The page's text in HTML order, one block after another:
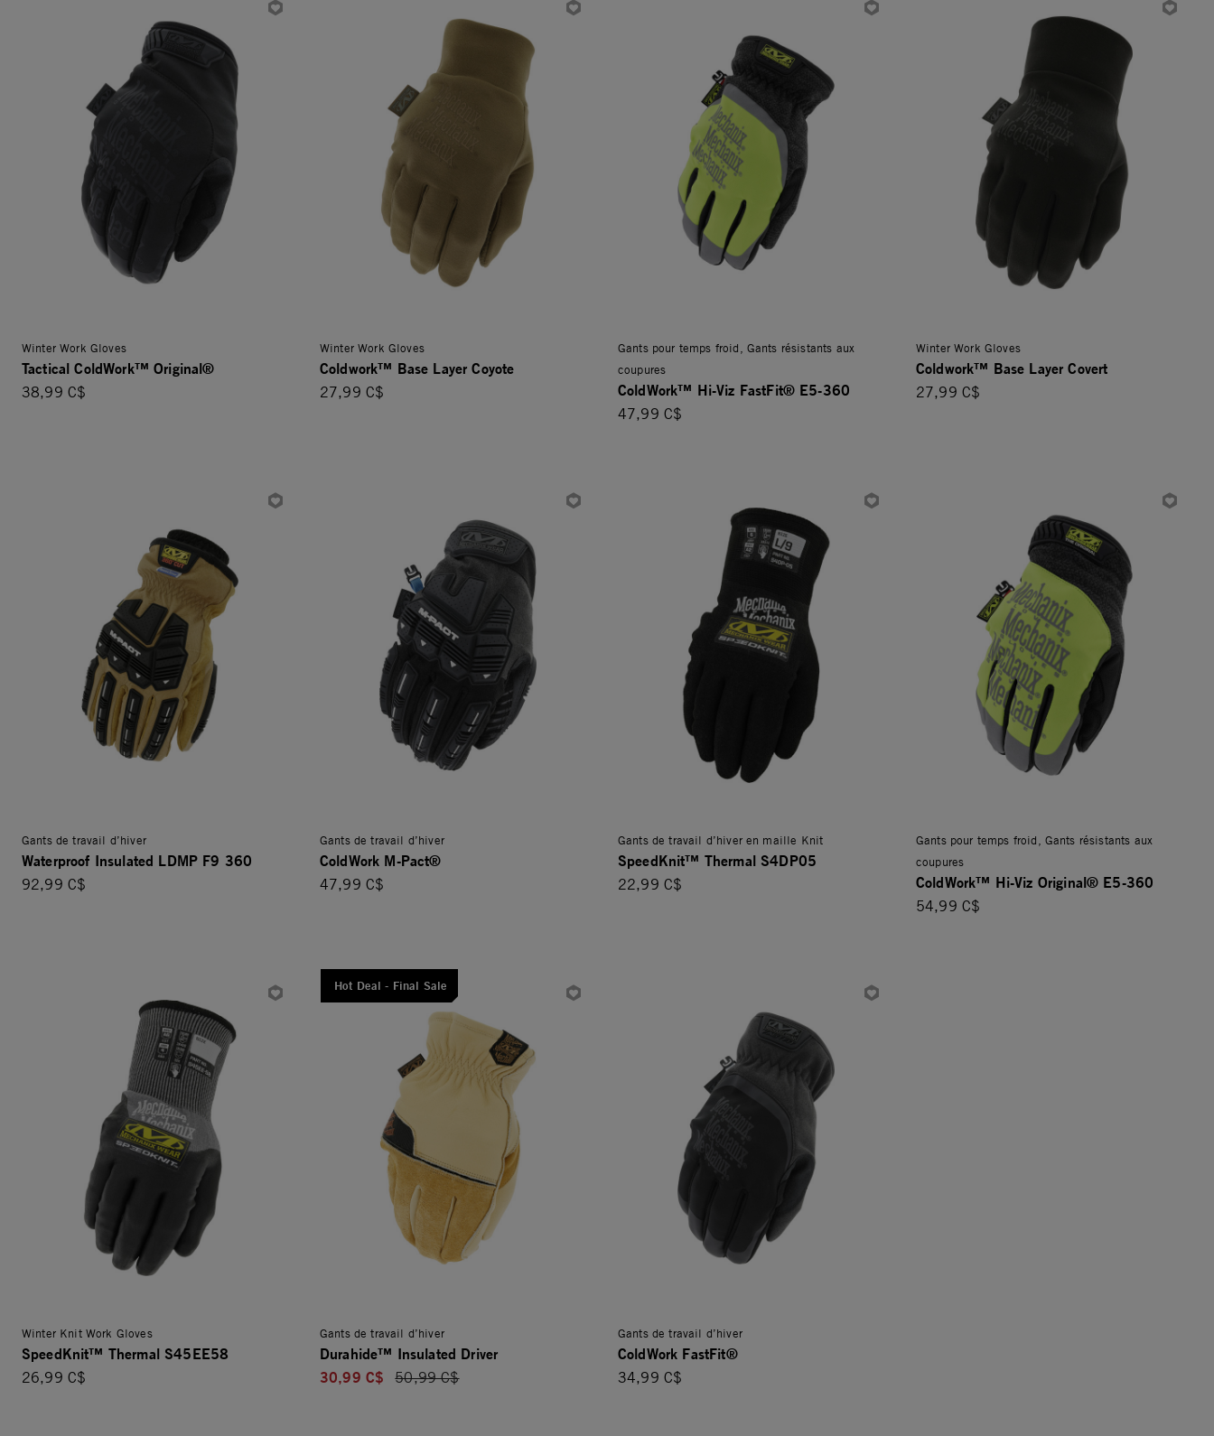
Winter Work Gloves
Tactical ColdWork™ Original®
38,99 C$
Winter Work Gloves
Coldwork™ Base Layer Coyote
27,99 C$
Gants pour temps froid, Gants résistants aux
coupures
ColdWork™ Hi-Viz FastFit® E5-360
47,99 C$
Winter Work Gloves
Coldwork™ Base Layer Covert
27,99 C$
Gants de travail d’hiver
Waterproof Insulated LDMP F9 360
92,99 C$
Gants de travail d’hiver
ColdWork M-Pact®
47,99 C$
Gants de travail d’hiver en maille Knit
SpeedKnit™ Thermal S4DP05
22,99 C$
Gants pour temps froid, Gants résistants aux
coupures
ColdWork™ Hi-Viz Original® E5-360
54,99 C$
Winter Knit Work Gloves
SpeedKnit™ Thermal S45EE58
26,99 C$
Hot Deal - Final Sale
Gants de travail d’hiver
Durahide™ Insulated Driver
30,99 C$
Price reduced from
50,99 C$
Gants de travail d’hiver
ColdWork FastFit®
34,99 C$